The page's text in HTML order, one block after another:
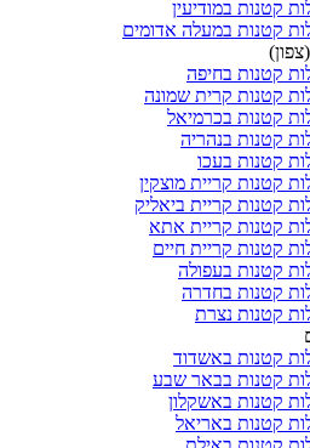
קטנות במודיעין
קטנות במעלה אדומים
קטנות בחיפה
קטנות קרית שמונה
קטנות בכרמיאל
קטנות בנהריה
קטנות בעכו
קטנות קריית מוצקין
קטנות קריית ביאליק
קטנות קריית אתא
קטנות קריית חיים
קטנות בעפולה
קטנות בחדרה
קטנות נצרת
קטנות באשדוד
קטנות בבאר שבע
קטנות באשקלון
קטנות באריאל